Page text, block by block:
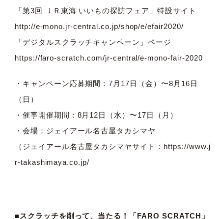
「第3回 ＪＲ東海 いいもの探訪フェア」特設サイト
http://e-mono.jr-central.co.jp/shop/e/efair2020/
「デジタルスクラッチキャンペーン」ページ
https://faro-scratch.com/jr-central/e-mono-fair-2020
・キャンペーン応募期間：7月17日（金）〜8月16日
（日）
・催事開催期間：8月12日（水）〜17日（月）
・会場：ジェイアール名古屋タカシマヤ
（ジェイアール名古屋タカシマヤサイト： https://www.j
r-takashimaya.co.jp/
■スクラッチを削って、当たる！「FARO SCRATCH」